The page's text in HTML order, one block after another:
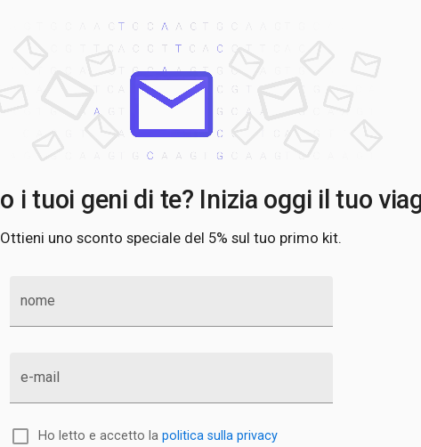
i tuoi geni di te? Inizia oggi il tuo
Ottieni uno sconto speciale del 5% sul tuo primo kit.
nome
e-mail
Ho letto e accetto la politica sulla privacy